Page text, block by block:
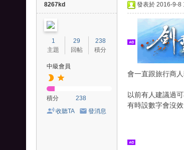
8267kd
1
主題
29
回帖
238
積分
中級會員
積分
238
收聽TA
發消息
發表於 2016-9-8
會一直跟旅行商
以前有人建議過
有時設數字會沒